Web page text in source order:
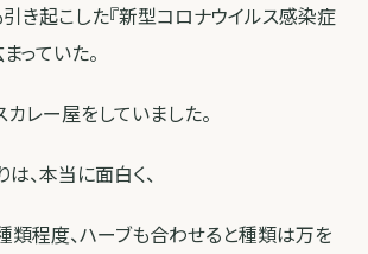
き起こした『新型コロナウイルス感染症
っていた。
レー屋をしていました。
、本当に面白く、
程度、ハーブも合わせると種類は万を